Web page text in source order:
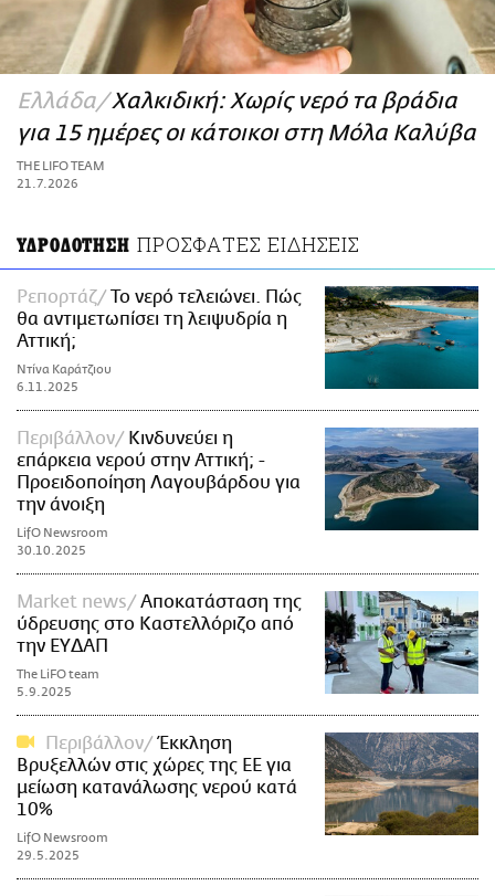
ΑΜΠΑ
PRINT
Ελλάδα Χαλκιδική: Χωρίς νερό τα βράδια
για 15 ημέρες οι κάτοικοι στη Μόλα Καλύβα
THE LIFO TEAM
21.7.2026
ΥΔΡΟΔΟΤΗΣΗ ΠΡΟΣΦΑΤΕΣ ΕΙΔΗΣΕΙΣ
Ρεπορτάζ
Το νερό τελειώνει. Πώς
θα αντιμετωπίσει τη λειψυδρία η
Αττική;
Ντίνα Καράτζιου
6.11.2025
Περιβάλλον
Κινδυνεύει η
επάρκεια νερού στην Αττική; -
Προειδοποίηση Λαγουβάρδου για
την άνοιξη
LifO Newsroom
30.10.2025
Market news
Αποκατάσταση της
ύδρευσης στο Καστελλόριζο από
την ΕΥΔΑΠ
The LiFO team
5.9.2025
Περιβάλλον
Έκκληση
Βρυξελλών στις χώρες της ΕΕ για
μείωση κατανάλωσης νερού κατά
10%
LifO Newsroom
29.5.2025